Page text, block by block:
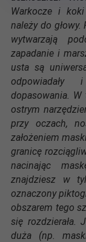
Warkocze i
należy do
wytwarzają
zapadanie i
usta są
odpowiadały
dopasowania.
ostrym
przy oczach,
założeniem
granicę
nacinając
znajdziesz w
oznaczony
obszarem tego
się rozdzierała.
duża (np.